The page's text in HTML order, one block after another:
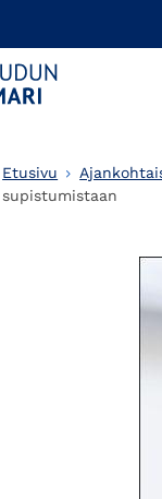
Etusivu
supistumistaan